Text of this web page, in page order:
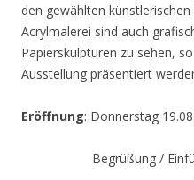
den gewählten
Acrylmalerei sind auch
Papierskulpturen zu sehen,
Ausstellung präsentiert
Eröffnung: Donnerstag
Begrüßung /